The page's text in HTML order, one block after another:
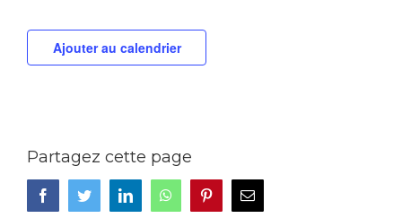
Ajouter au calendrier
Partagez cette page
FacebookTwitterLinkedInWhatsAppPinterestEmail